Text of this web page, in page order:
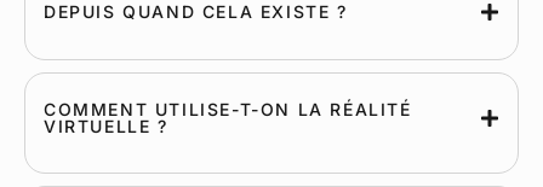
DEPUIS QUAND CELA EXISTE ?
COMMENT UTILISE-T-ON LA RÉALITÉ
VIRTUELLE ?